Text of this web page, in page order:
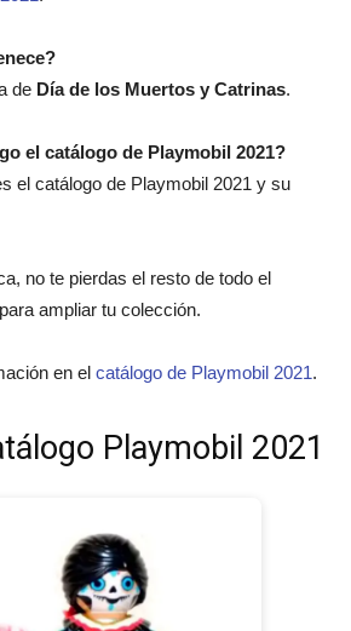
de Día de los Muertos y Catrinas.
el catálogo de Playmobil 2021?
el catálogo de Playmobil 2021 y su
no te pierdas el resto de todo el
ampliar tu colección.
en el catálogo de Playmobil 2021.
Playmobil 2021